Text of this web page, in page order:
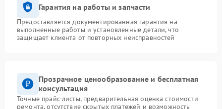
Гарантия на работы и запчасти
Предоставляется документированная гарантия на
выполненные работы и установленные детали, что
защищает клиента от повторных неисправностей
Прозрачное ценообразование и бесплатная
консультация
Точные прайс-листы, предварительная оценка стоимости
ремонта, отсутствие скрытых платежей и возможность